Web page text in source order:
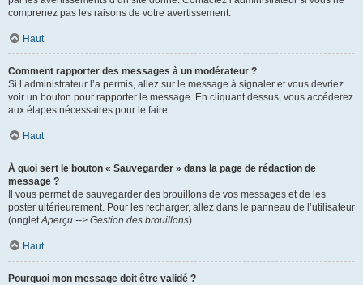
comprenez pas les raisons de votre avertissement.
Haut
Comment rapporter des messages à un modérateur ?
Si l’administrateur l’a permis, allez sur le message à signaler et vous devriez
voir un bouton pour rapporter le message. En cliquant dessus, vous accéderez
aux étapes nécessaires pour le faire.
Haut
À quoi sert le bouton « Sauvegarder » dans la page de rédaction de
message ?
Il vous permet de sauvegarder des brouillons de vos messages et de les
poster ultérieurement. Pour les recharger, allez dans le panneau de l’utilisateur
(ongletAperçu --> Gestion des brouillons).
Haut
Pourquoi mon message doit être validé ?